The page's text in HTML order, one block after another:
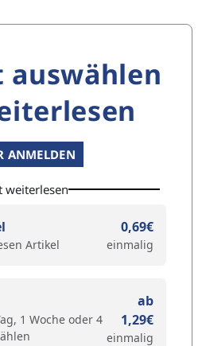
auswählen
ANMELDEN
weiterlesen
Artikel
0,69€
einmalig
1 Woche oder 4
ab
1,29€
einmalig